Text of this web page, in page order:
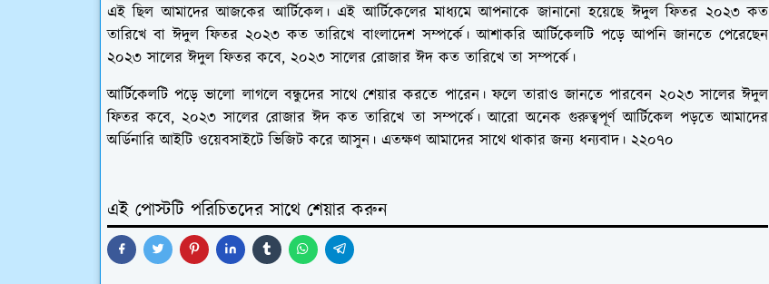
এই ছিল আমাদের আজকের আর্টিকেল। এই আর্টিকেলের মাধ্যমে আপনাকে জানানো হয়েছে ঈদুল ফিতর ২০২৩ কত
তারিখে বা ঈদুল ফিতর ২০২৩ কত তারিখে বাংলাদেশ সম্পর্কে। আশাকরি আর্টিকেলটি পড়ে আপনি জানতে পেরেছেন
২০২৩ সালের ঈদুল ফিতর কবে, ২০২৩ সালের রোজার ঈদ কত তারিখে তা সম্পর্কে।
আর্টিকেলটি পড়ে ভালো লাগলে বন্ধুদের সাথে শেয়ার করতে পারেন। ফলে তারাও জানতে পারবেন ২০২৩ সালের ঈদুল
ফিতর কবে, ২০২৩ সালের রোজার ঈদ কত তারিখে তা সম্পর্কে। আরো অনেক গুরুত্বপূর্ণ আর্টিকেল পড়তে আমাদের
অর্ডিনারি আইটি ওয়েবসাইটে ভিজিট করে আসুন। এতক্ষণ আমাদের সাথে থাকার জন্য ধন্যবাদ। ২২০৭০
এই পোস্টটি পরিচিতদের সাথে শেয়ার করুন